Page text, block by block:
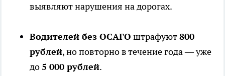
выявляют нарушения на дорогах.
Водителей без ОСАГО штрафуют800
рублей, но повторно в течение года — уже
до 5 000 рублей.